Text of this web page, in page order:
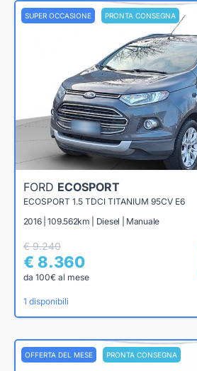
SUPER OCCASIONE PRONTA CONSEGNA
FORD ECOSPORT
ECOSPORT 1.5 TDCI TITANIUM 95CV E6
2016 | 109.562km | Diesel | Manuale
€ 9.240
€ 8.360
da 100€ al mese
1 disponibili
OFFERTA DEL MESE PRONTA CONSEGNA